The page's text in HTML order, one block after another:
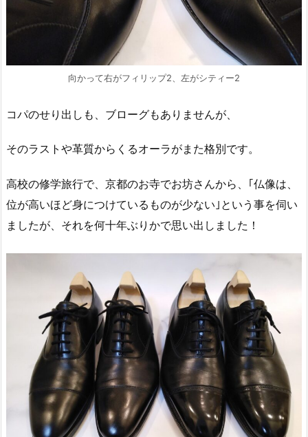
向かって右がフィリップ2、左がシティー2
コパのせり出しも、ブローグもありませんが、
そのラストや革質からくるオーラがまた格別です。
高校の修学旅行で、京都のお寺でお坊さんから、｢仏像は、
位が高いほど身につけているものが少ない｣という事を伺い
ましたが、それを何十年ぶりかで思い出しました！